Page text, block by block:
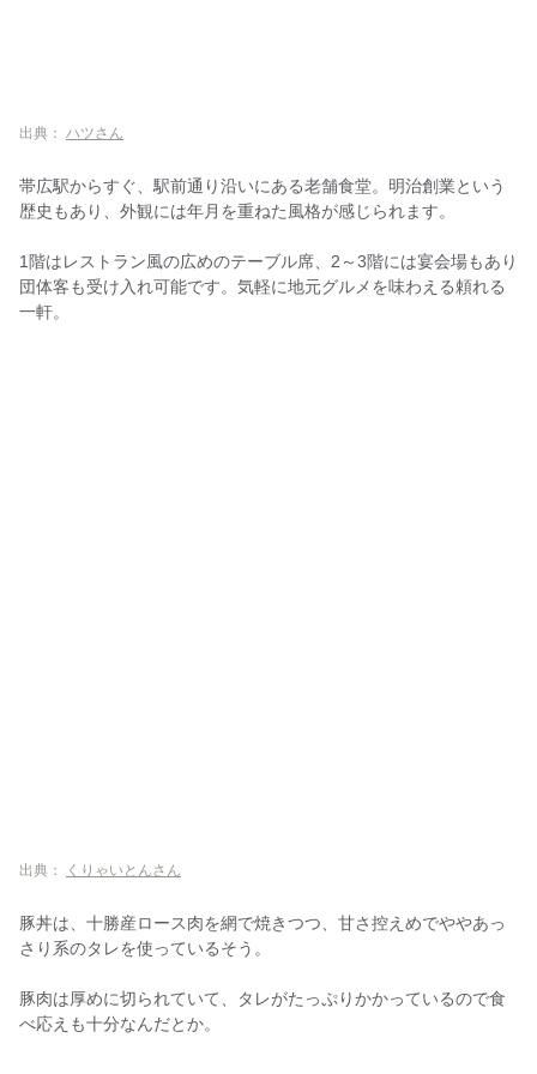
出典： ハツさん
帯広駅からすぐ、駅前通り沿いにある老舗食堂。明治創業という
歴史もあり、外観には年月を重ねた風格が感じられます。
1階はレストラン風の広めのテーブル席、2～3階には宴会場もあり
団体客も受け入れ可能です。気軽に地元グルメを味わえる頼れる
一軒。
出典： くりゃいとんさん
豚丼は、十勝産ロース肉を網で焼きつつ、甘さ控えめでややあっ
さり系のタレを使っているそう。
豚肉は厚めに切られていて、タレがたっぷりかかっているので食
べ応えも十分なんだとか。